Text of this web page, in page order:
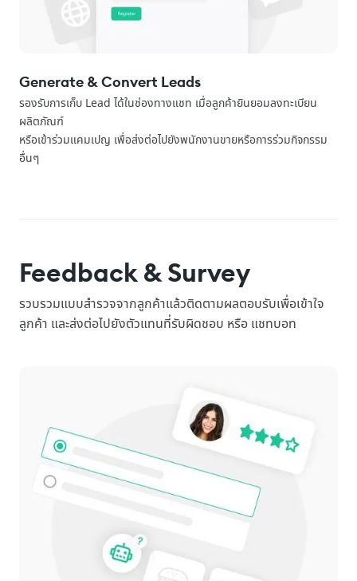
Generate & Convert Leads
รองรับการเก็บ Lead ได้ในช่องทางแชท เมื่อลูกค้ายินยอมลงทะเบียน
ผลิตภัณฑ์
หรือเข้าร่วมแคมเปญ เพื่อส่งต่อไปยังพนักงานขายหรือการร่วมกิจกรรม
อื่นๆ
Feedback & Survey
รวบรวมแบบสำรวจจากลูกค้าแล้วติดตามผลตอบรับเพื่อเข้าใจ
ลูกค้า และส่งต่อไปยังตัวแทนที่รับผิดชอบ หรือ แชทบอท